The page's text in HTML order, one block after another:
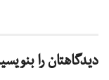
دیدگاهتان را